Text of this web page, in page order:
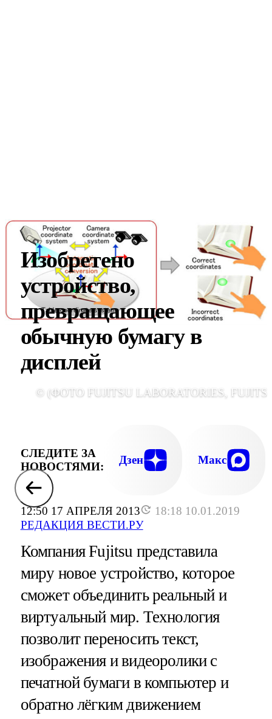
12:50 17 АПРЕЛЯ 2013
18:18 10.01.2019
РЕДАКЦИЯ ВЕСТИ.РУ
Изобретено
устройство,
превращающее
обычную бумагу в
дисплей
© (ФОТО FUJITSU LABORATORIES,
СЛЕДИТЕ ЗА
НОВОСТЯМИ:
Дзен Макс
Компания Fujitsu представила
миру новое устройство, которое
сможет объединить реальный и
виртуальный мир. Технология
позволит переносить текст,
изображения и видеоролики с
печатной бумаги в компьютер и
обратно лёгким движением